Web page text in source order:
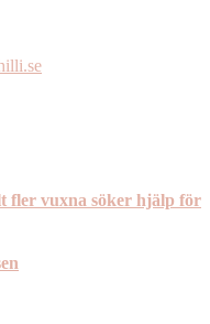
fler vuxna söker hjälp för